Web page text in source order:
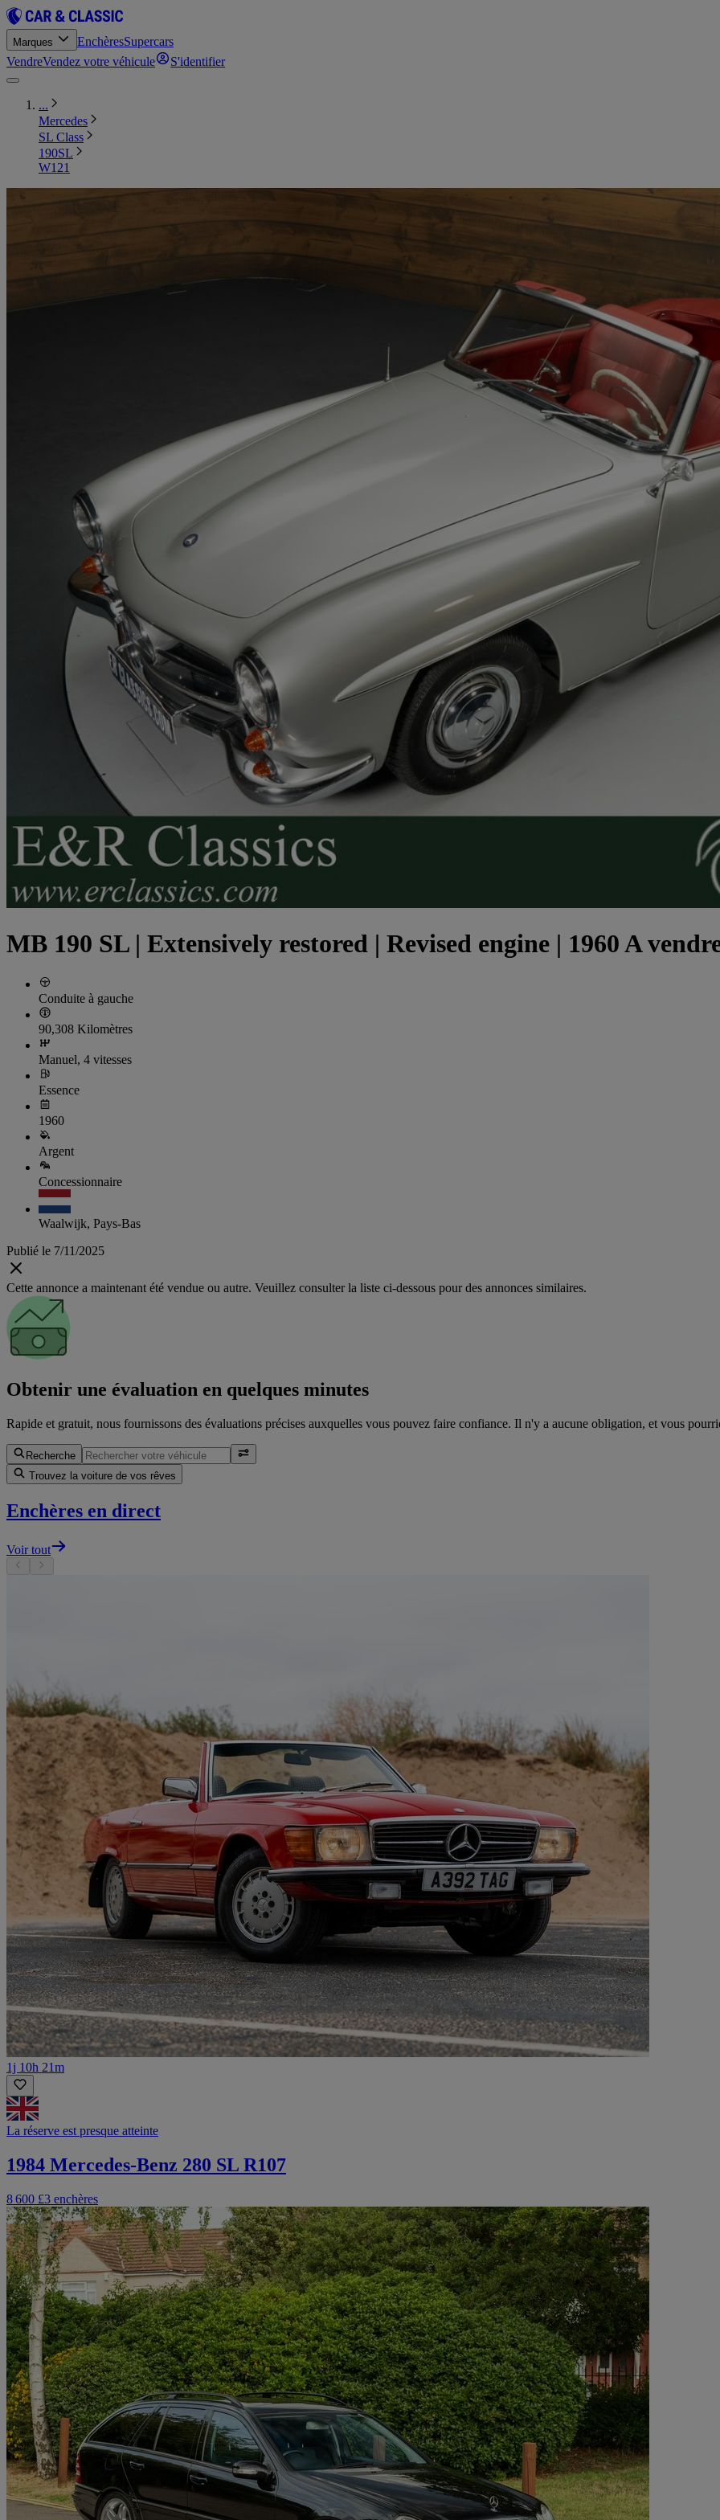
Marques EnchèresSupercars
VendreVendez votre véhicule S'identifier
...
Mercedes
SL Class
190SL
W121
MB 190 SL | Extensively restored | Revised engine | 1960 A
Conduite à gauche
90,308 Kilomètres
Manuel, 4 vitesses
Essence
1960
Argent
Concessionnaire
Waalwijk, Pays-Bas
Publié le 7/11/2025
Cette annonce a maintenant été vendue ou autre. Veuillez consulter la liste ci-dessous pour des annonces similaires.
Obtenir une évaluation en quelques minutes
Rapide et gratuit, nous fournissons des évaluations précises auxquelles vous pouvez faire confiance. Il n'y a aucune obligation, et vous
Recherche
Trouvez la voiture de vos rêves
Enchères en direct
Voir tout
1j 10h 21m
La réserve est presque atteinte
1984 Mercedes-Benz 280 SL R107
8 600 £3 enchères